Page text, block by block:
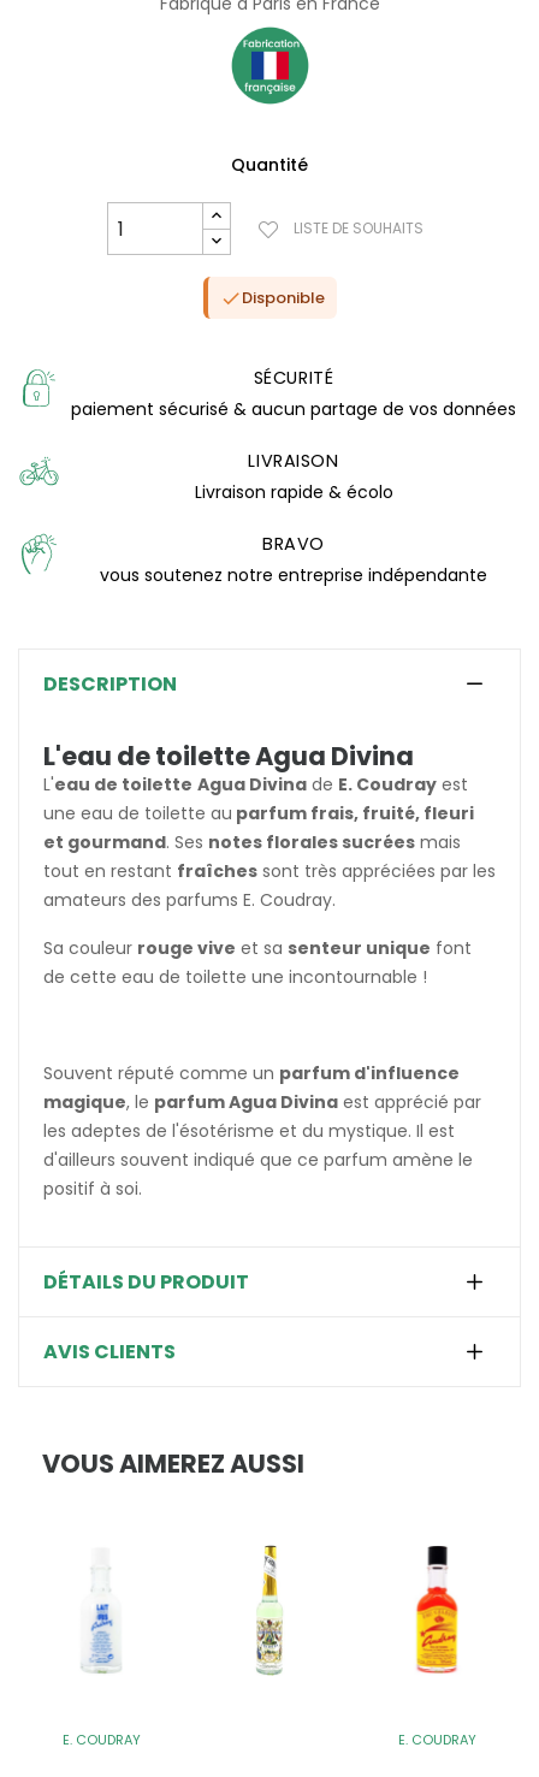
Quantité
LISTE DE SOUHAITS
Disponible
SÉCURITÉ
paiement sécurisé & aucun partage de vos données
LIVRAISON
Livraison rapide & écolo
BRAVO
vous soutenez notre entreprise indépendante
DESCRIPTION
L'eau de toilette Agua Divina
L'eau de toilette Agua Divina de E. Coudray est
une eau de toilette au parfum frais, fruité, fleuri
et gourmand. Ses notes florales sucrées mais
tout en restant fraîches sont très appréciées par les
amateurs des parfums E. Coudray.
Sa couleur rouge vive et sa senteur unique font
de cette eau de toilette une incontournable !
Souvent réputé comme un parfum d'influence
magique, le parfum Agua Divina est apprécié par
les adeptes de l'ésotérisme et du mystique. Il est
d'ailleurs souvent indiqué que ce parfum amène le
positif à soi.
DÉTAILS DU PRODUIT
AVIS CLIENTS
VOUS AIMEREZ AUSSI
E. COUDRAY E. COUDRAY